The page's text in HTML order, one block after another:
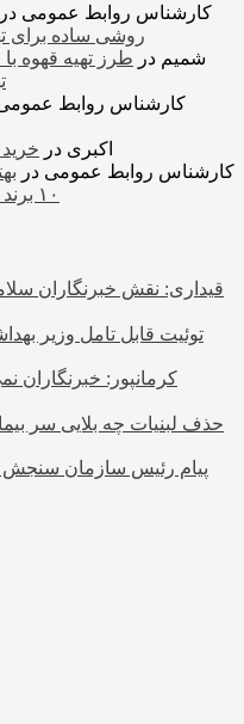
کارشناس روابط عمومی در
روشی ساده برای
شمیم در طرز تهیه قهوه
کارشناس روابط
اکبری در
کارشناس روابط عمومی در
۱۰ برند معتبر آجیل و خشکبار در ایران
قیداری: نقش خبرنگاران
توئیت قابل تامل وزیر
کرمانپور: خبرنگاران
حذف لبنیات چه بلایی سر
پیام رئیس سازمان